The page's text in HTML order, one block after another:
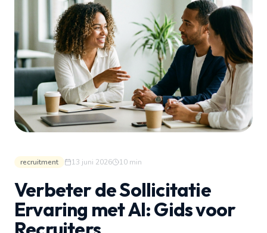
recruitment 13 juni 2026 10 min
Verbeter de Sollicitatie
Ervaring met AI: Gids voor